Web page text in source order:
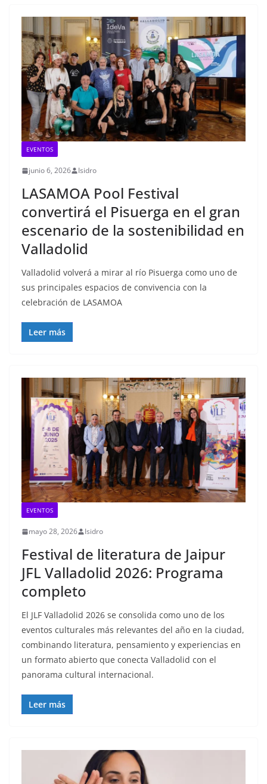
EVENTOS
junio 6, 2026 Isidro
LASAMOA Pool Festival
convertirá el Pisuerga en el gran
escenario de la sostenibilidad en
Valladolid
Valladolid volverá a mirar al río Pisuerga como uno de
sus principales espacios de convivencia con la
celebración de LASAMOA
Leer más
EVENTOS
mayo 28, 2026 Isidro
Festival de literatura de Jaipur
JFL Valladolid 2026: Programa
completo
El JLF Valladolid 2026 se consolida como uno de los
eventos culturales más relevantes del año en la ciudad,
combinando literatura, pensamiento y experiencias en
un formato abierto que conecta Valladolid con el
panorama cultural internacional.
Leer más